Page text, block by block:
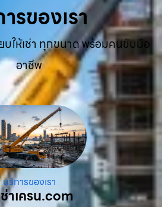
รของเรา
บให้เช่า ทุกขนาด พร้อมคนขับมือ
อาชีพ
บริการของเรา
ช่าเครน.com